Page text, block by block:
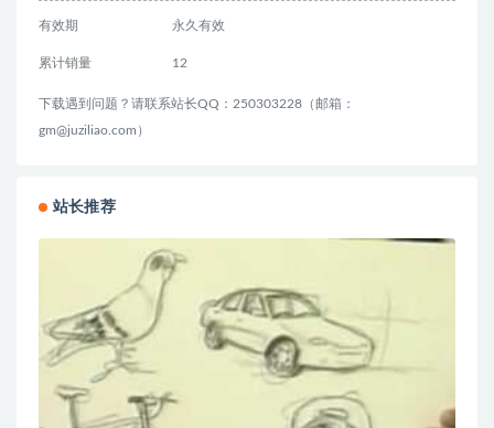
有效期 永久有效
累计销量 12
下载遇到问题？请联系站长QQ：250303228（邮箱：
gm@juziliao.com）
站长推荐